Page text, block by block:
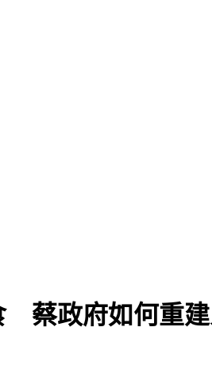
蔡政府如何重